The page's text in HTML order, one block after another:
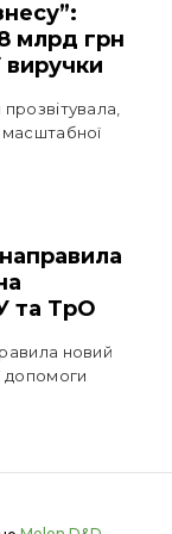
млрд грн
виручки
та ТрО
новий
допомоги